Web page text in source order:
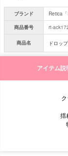
ブランド
Retica「
商品番号
rt-
商品名 ドロッ
アイテム説
揺